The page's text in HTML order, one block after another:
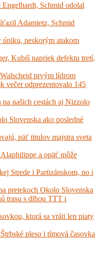
Engelhardt, Schmid odolal
Adamietz, Schmid
neskorým atakom
Kubiš napriek defektu tretí,
prvým lídrom
večer odprezentovalo 145
našich cestách aj Nizzolo
Slovenska ako posledné
päť titulov majstra sveta
Alaphilippe a opäť môže
Strede i Partizánskom, no i
pretekoch Okolo Slovenska
trasu s dlhou TTT i
ktorá sa vráti len piaty
pleso i tímová časovka